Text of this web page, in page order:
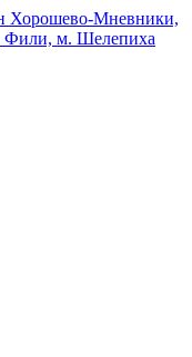
Хорошево-Мневники,
м. Шелепиха